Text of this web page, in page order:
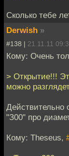
Сколько тебе
Derwish »
#138 | 21.11.11
Кому: Очень
> Открытие!!!
можно
Действительно
"З00" про
Кому: Theseus,